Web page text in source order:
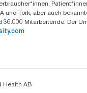
und Tork, aber auch
Mitarbeitende. Der
Health AB